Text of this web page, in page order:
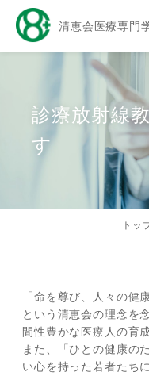
清恵会医療専門
診療放射線
す
トッ
「命を尊び、人々の健
という清恵会の理念を
間性豊かな医療人の育
また、「ひとの健康の
い心を持った若者たち